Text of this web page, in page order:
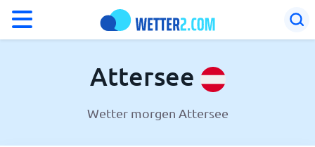
Wetter in Attersee
Attersee
Wetter morgen Attersee